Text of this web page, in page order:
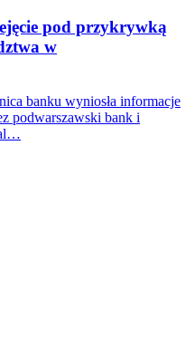
pod przykrywką
w
banku wyniosła informacje
podwarszawski bank i